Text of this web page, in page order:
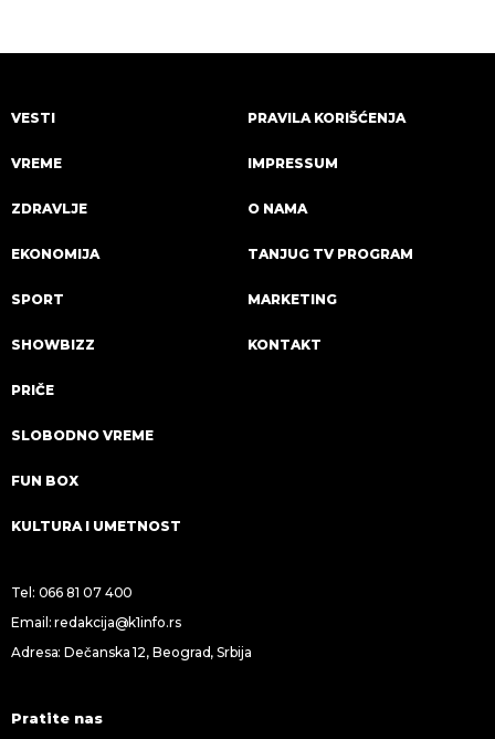
VESTI
VREME
ZDRAVLJE
EKONOMIJA
SPORT
SHOWBIZZ
PRIČE
SLOBODNO VREME
FUN BOX
KULTURA I UMETNOST
PRAVILA KORIŠĆENJA
IMPRESSUM
O NAMA
TANJUG TV PROGRAM
MARKETING
KONTAKT
Tel: 066 81 07 400
Email:redakcija@k1info.rs
Adresa: Dečanska 12, Beograd, Srbija
Pratite nas